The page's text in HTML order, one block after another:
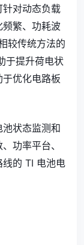
对动态负载
繁、功耗波
较传统方法的
于提升荷电状
优化电路板
状态监测和
功率平台、
线的 TI 电池电